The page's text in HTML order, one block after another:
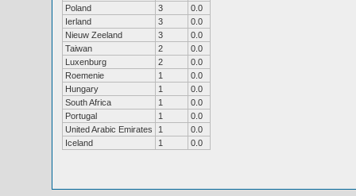
Poland
3
0.0
Ierland
3
0.0
Nieuw Zeeland
3
0.0
Taiwan
2
0.0
Luxenburg
2
0.0
Roemenie
1
0.0
Hungary
1
0.0
South Africa
1
0.0
Portugal
1
0.0
United Arabic Emirates
1
0.0
Iceland
1 0.0